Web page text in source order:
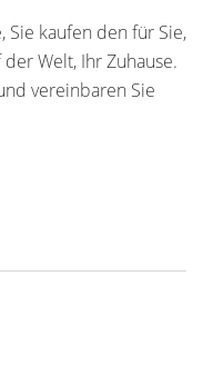
kaufen den für Sie,
Welt, Ihr Zuhause.
vereinbaren Sie